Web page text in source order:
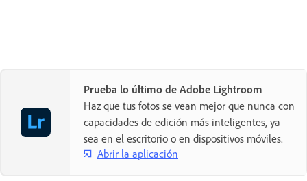
Prueba lo último de Adobe Lightroom
Haz que tus fotos se vean mejor que nunca con
capacidades de edición más inteligentes, ya
sea en el escritorio o en dispositivos móviles.
Abrir la aplicación